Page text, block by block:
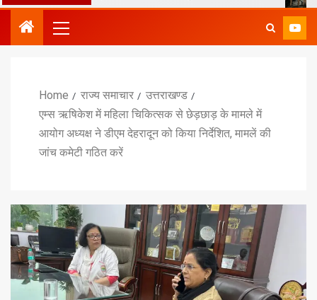
Home राज्य समाचार
उत्तराखण्ड
एम्स ऋषिकेश में महिला चिकित्सक से छेड़छाड़ के मामले में
आयोग अध्यक्ष ने डीएम देहरादून को किया निर्देशित, मामलें की
जांच कमेटी गठित करें